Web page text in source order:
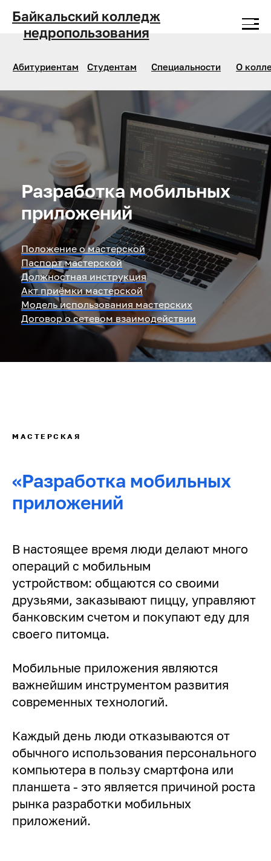
Байкальский колледж
недропользования
Абитуриентам Студентам Специальности О
Разработка мобильных
приложений
Положение о мастерской
Паспорт мастерской
Должностная инструкция
Акт приёмки мастерской
Модель использования мастерских
Договор о сетевом взаимодействии
МАСТЕРСКАЯ
«Разработка мобильных
приложений
В настоящее время люди делают много
операций с мобильным
устройством: общаются со своими
друзьями, заказывают пиццу, управляют
банковским счетом и покупают еду для
своего питомца.
Мобильные приложения являются
важнейшим инструментом развития
современных технологий.
Каждый день люди отказываются от
обычного использования персонального
компьютера в пользу смартфона или
планшета - это является причиной роста
рынка разработки мобильных
приложений.